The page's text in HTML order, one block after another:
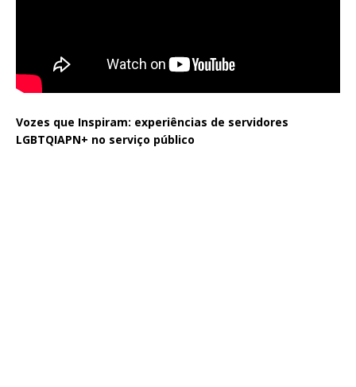
Vozes que Inspiram: experiências de servidores
LGBTQIAPN+ no serviço público